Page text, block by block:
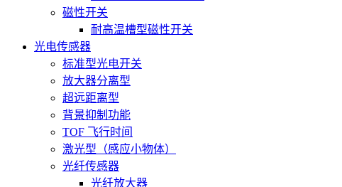
磁性开关
耐高温槽型磁性开关
光电传感器
标准型光电开关
放大器分离型
超远距离型
背景抑制功能
TOF 飞行时间
激光型（感应小物体）
光纤传感器
光纤放大器